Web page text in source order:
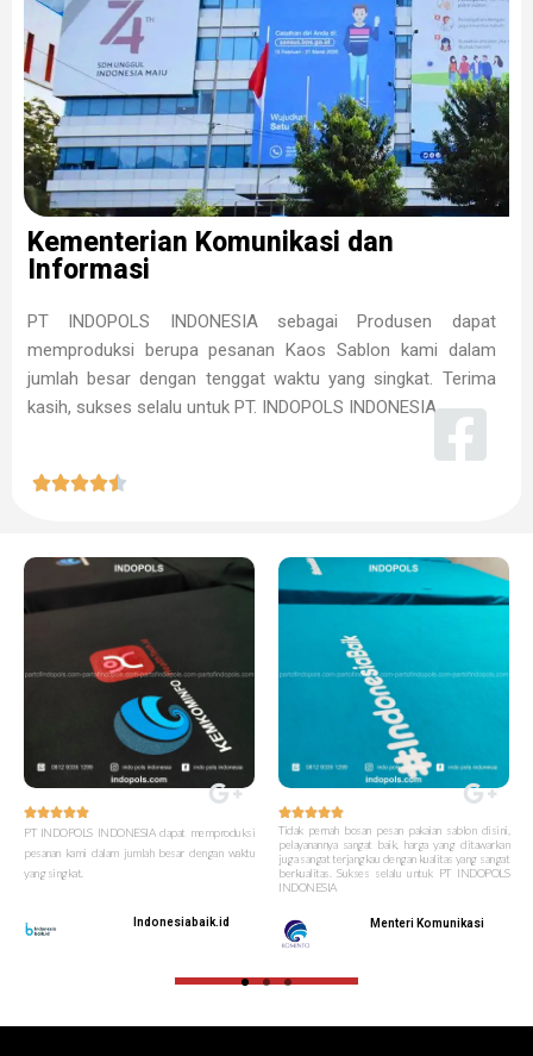
Kementerian Komunikasi dan
Informasi
PT INDOPOLS INDONESIA sebagai Produsen dapat
memproduksi berupa pesanan Kaos Sablon kami dalam
jumlah besar dengan tenggat waktu yang singkat. Terima
kasih, sukses selalu untuk PT. INDOPOLS INDONESIA


PT INDOPOLS INDONESIA dapat memproduksi
pesanan kami dalam jumlah besar dengan waktu
yang singkat.
Indonesiabaik.id

Tidak pernah bosan pesan pakaian sablon disini,
pelayanannya sangat baik, harga yang ditawarkan
juga sangat terjangkau dengan kualitas yang sangat
berkualitas. Sukses selalu untuk PT INDOPOLS
INDONESIA
Menteri Komunikasi